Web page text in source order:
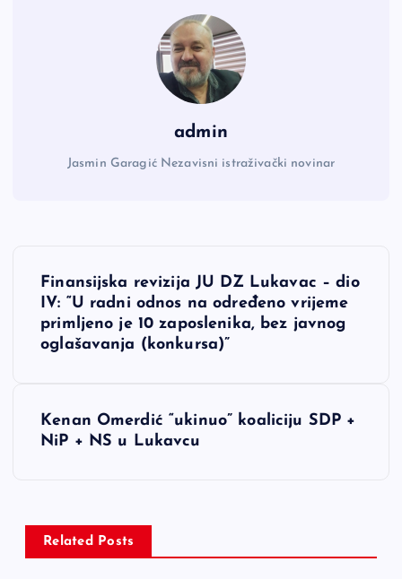
admin
Jasmin Garagić Nezavisni istraživački novinar
N
c
Finansijska revizija JU DZ Lukavac – dio
IV: “U radni odnos na određeno vrijeme
primljeno je 10 zaposlenika, bez javnog
oglašavanja (konkursa)”
Kenan Omerdić “ukinuo” koaliciju SDP +
NiP + NS u Lukavcu
Related Posts